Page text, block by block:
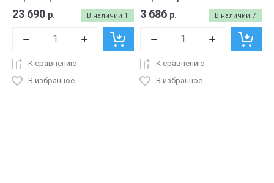
В наличии 1
23 690 р.
К сравнению
В избранное
В наличии 7
3 686 р.
К сравнению
В избранное